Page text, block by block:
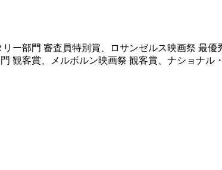
ー部門 審査員特別賞、ロサンゼルス映画祭 最
観客賞、メルボルン映画祭 観客賞、ナショナル